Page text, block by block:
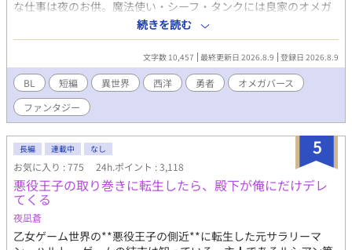
な仕事は夜のお供。魔法使い・シーフ・タンクには良家のオメガ
があてがわれた。魔王討伐後の抱え込み計画までバッチリ。妻子
持ちの騎士には、いつでも家族と会えるように転移魔法具が贈ら
れた。だが勇者の付き人として選ばれたのは、ベータの大男だっ
た。
続きを読む
文字数 10,457 最終更新日 2026.8.9 登録日 2026.8.9
BL 短編 異世界 西洋 勇者
オメガバース
ファンタジー
5
長編 連載中 なし
お気に入り : 775 24h.ポイント : 3,118
悪役王子の取り巻きに転生したら、殿下が俺にだけデレ
てくる
夜凪蒼
乙女ゲーム世界の**悪役王子の側近**に転生した元サラリーマ